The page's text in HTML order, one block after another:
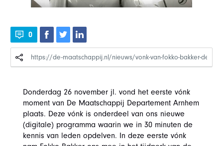
0
Donderdag 26 november jl. vond het eerste vónk
moment van De Maatschappij Departement Arnhem
plaats. Deze vónk is onderdeel van ons nieuwe
(digitale) programma waarin we in 30 minuten de
kennis van leden opdelven. In deze eerste vónk